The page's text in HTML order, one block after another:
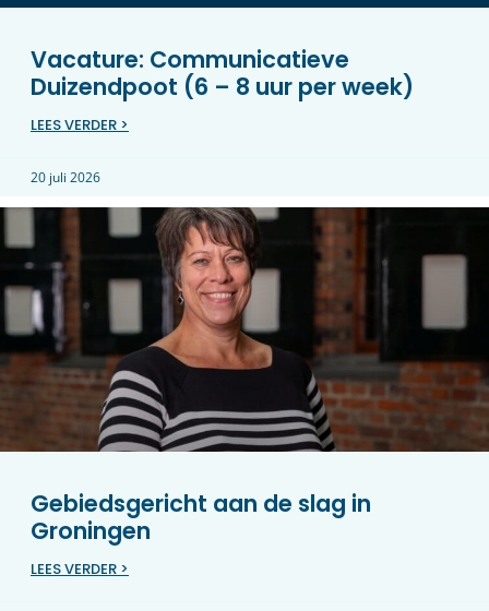
Vacature: Communicatieve
Duizendpoot (6 – 8 uur per week)
LEES VERDER >
20 juli 2026
Gebiedsgericht aan de slag in
Groningen
LEES VERDER >